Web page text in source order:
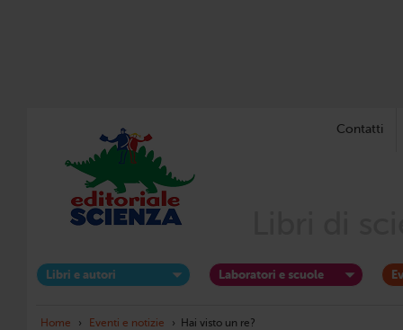
Contatti
Libri e autori Laboratori e scuole
Home › Eventi e notizie › Hai visto un re?